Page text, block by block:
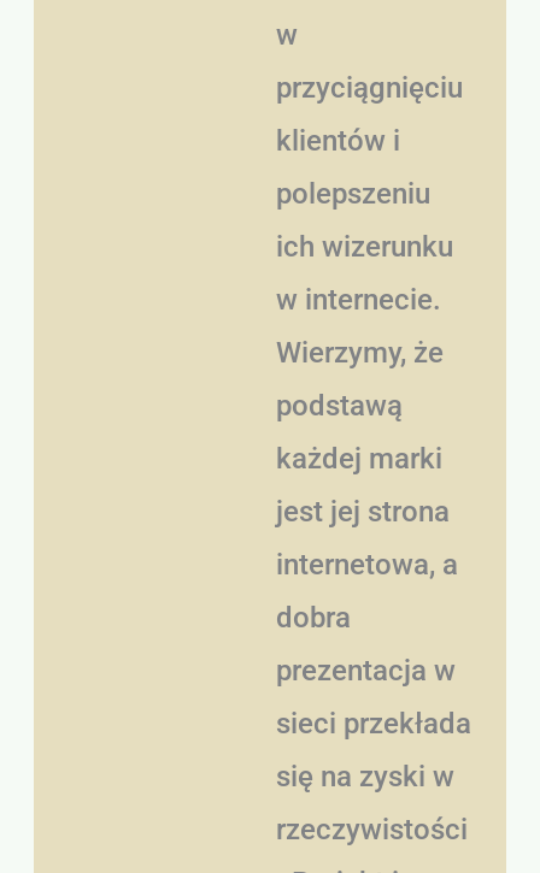
w
przyciągnięciu
klientów i
polepszeniu
ich wizerunku
w internecie.
Wierzymy, że
podstawą
każdej marki
jest jej strona
internetowa, a
dobra
prezentacja w
sieci przekłada
się na zyski w
rzeczywistości